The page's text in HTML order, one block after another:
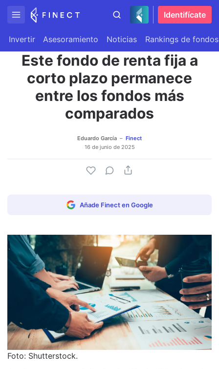
Identifícate
Invertir Asesoramiento Noticias Rankings de fondos
Este fondo de renta fija a
corto plazo permanece
entre los fondos más
comparados
Eduardo García
Finect
16 de junio de 2025
Añade Finect en Google
Foto: Shutterstock.